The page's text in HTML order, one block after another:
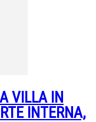
VILLA IN
INTERNA,